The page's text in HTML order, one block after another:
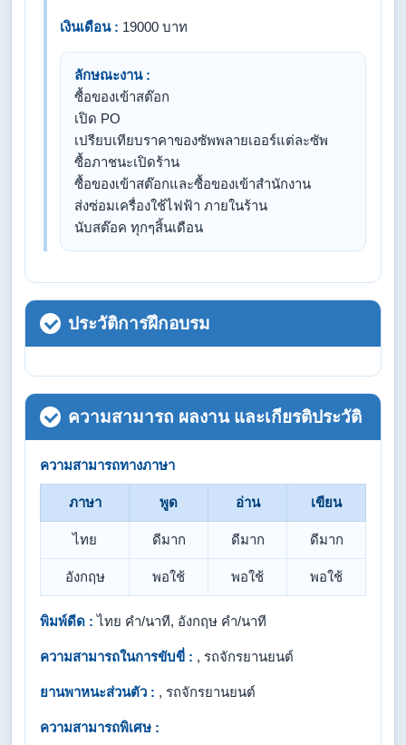
เงินเดือน : 19000 บาท
ลักษณะงาน :
ซื้อของเข้าสต๊อก
เปิด PO
เปรียบเทียบราคาของซัพพลายเออร์แต่ละซัพ
ซื้อภาชนะเปิดร้าน
ซื้อของเข้าสต๊อกและซื้อของเข้าสำนักงาน
ส่งซ่อมเครื่องใช้ไฟฟ้า ภายในร้าน
นับสต๊อค ทุกๆสิ้นเดือน
ประวัติการฝึกอบรม
ความสามารถ ผลงาน และเกียรติประวัติ
ความสามารถทางภาษา
ภาษา พูด อ่าน เขียน
ไทย ดีมาก ดีมาก ดีมาก
อังกฤษ พอใช้ พอใช้ พอใช้
พิมพ์ดีด : ไทย คำ/นาที, อังกฤษ คำ/นาที
ความสามารถในการขับขี่ : , รถจักรยานยนต์
ยานพาหนะส่วนตัว : , รถจักรยานยนต์
ความสามารถพิเศษ :